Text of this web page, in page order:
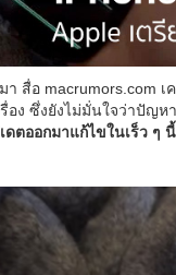
า สื่อ macrumors.com
รื่อง ซึ่งยังไม่มั่นใจว่าปั
ดตออกมาแก้ไขในเร็ว ๆ นี้